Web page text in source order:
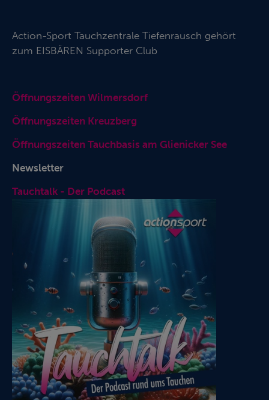
Action-Sport Tauchzentrale Tiefenrausch gehört
zum EISBÄREN Supporter Club
Öffnungszeiten Wilmersdorf
Öffnungszeiten Kreuzberg
Öffnungszeiten Tauchbasis am Glienicker See
Newsletter
Tauchtalk - Der Podcast